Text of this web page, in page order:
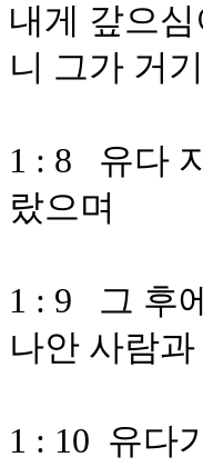
내게 갚으
니 그가 거
1 : 8 유다
랐으며
1 : 9 그 후
나안 사람
1 : 10 유다